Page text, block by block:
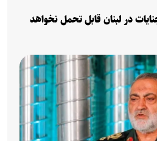
در لبنان قابل تحمل نخواهد